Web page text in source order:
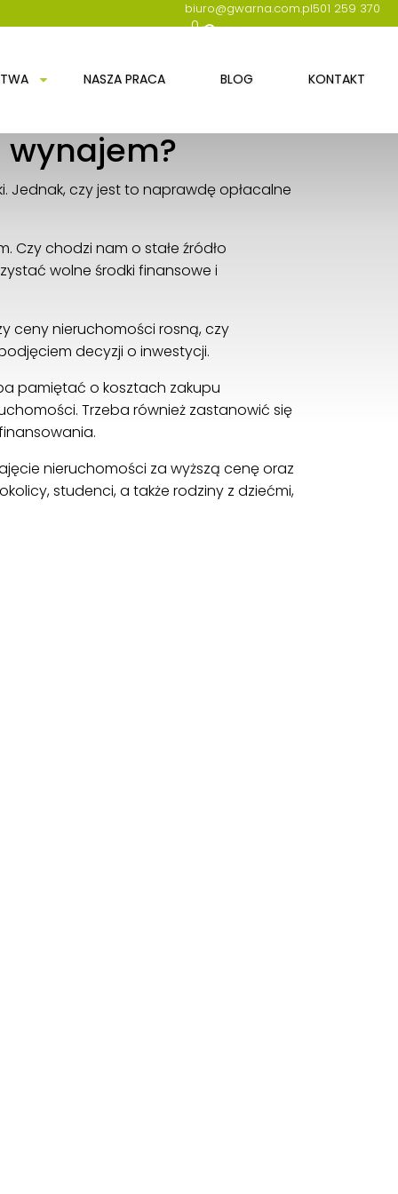
biuro@gwarna.com.pl501 259 370
0
NASZA PRACA BLOG KONTAKT
Jednak, czy jest to naprawdę opłacalne
Czy chodzi nam o stałe źródło
wolne środki finansowe i
ceny nieruchomości rosną, czy
decyzji o inwestycji.
pamiętać o kosztach zakupu
Trzeba również zastanowić się
nieruchomości za wyższą cenę oraz
studenci, a także rodziny z dziećmi,